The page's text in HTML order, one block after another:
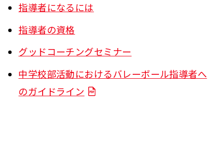
指導者になるには
指導者の資格
グッドコーチングセミナー
中学校部活動におけるバレーボール指導者へ
のガイドライン